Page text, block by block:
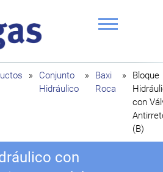
Ragas
»
Conjunto
Hidráulico
»
Baxi
Roca
»
Bloque
con
(B)
con